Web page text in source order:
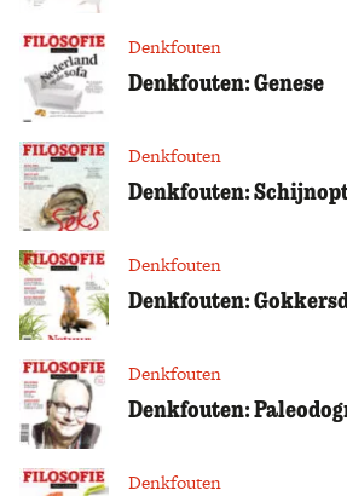
Denkfouten
Denkfouten: Genese
Denkfouten
Denkfouten:
Denkfouten
Denkfouten:
Denkfouten
Denkfouten:
Denkfouten